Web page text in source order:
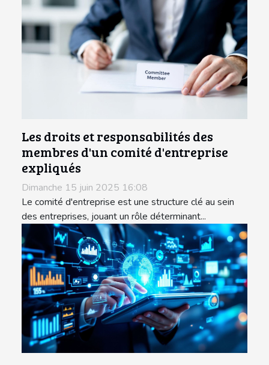
Les droits et responsabilités des
membres d'un comité d'entreprise
expliqués
Dimanche 15 juin 2025 16:08
Le comité d'entreprise est une structure clé au sein
des entreprises, jouant un rôle déterminant...